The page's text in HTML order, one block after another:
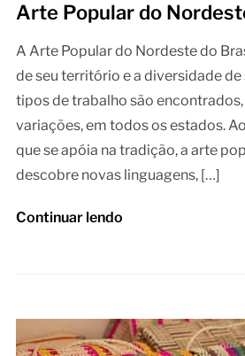
Arte Popular do
A Arte Popular do Nordeste do
de seu território e a diversidade de
tipos de trabalho são
variações, em todos os estados.
que se apóia na tradição, a arte
descobre novas linguagens, […]
Continuar lendo